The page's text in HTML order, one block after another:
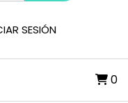
SESIÓN
0